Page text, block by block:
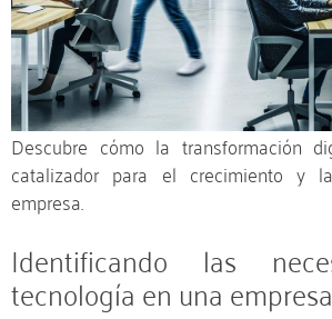
Descubre cómo la transformación
catalizador para el crecimiento y
empresa.
Identificando las
tecnología en una empresa